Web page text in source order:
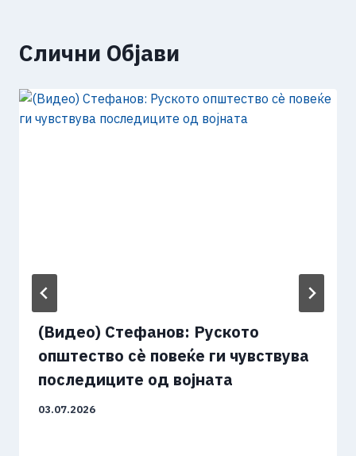
Слични Објави
(Видео) Стефанов: Руското
општество сè повеќе ги чувствува
последиците од војната
03.07.2026